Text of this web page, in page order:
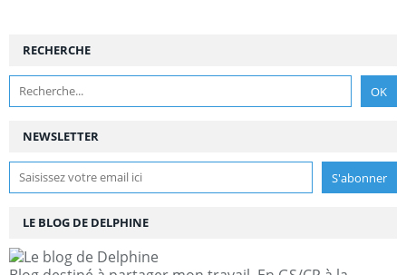
NEWSLETTER
RECHERCHE
LE BLOG DE DELPHINE